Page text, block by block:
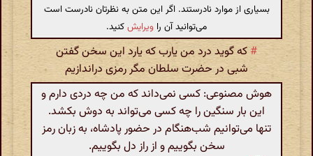
بسیاری از موارد نادرستند. اگر این متن به نظرتان نادرست است
می‌توانید آن را ویرایشکنید.
# که گوید درد من یارب که یارد این سخن گفتن
شبی در حضرت سلطان مگر رمزی دراندازیم
هوش مصنوعی: کسی نمی‌داند که من چه دردی دارم و
این بار سنگین را چه کسی می‌تواند به دوش بکشد.
تنها می‌توانیم شب‌هنگام در حضور پادشاه، به زبان رمز
سخن بگوییم و از راز دل بگوییم.